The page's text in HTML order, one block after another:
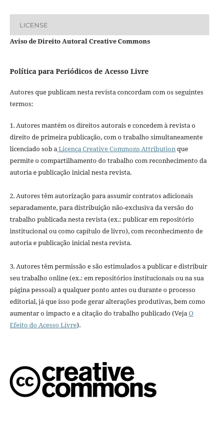
LICENSE
Aviso de Direito Autoral Creative Commons
Política para Periódicos de Acesso Livre
Autores que publicam nesta revista concordam com os seguintes
termos:
1. Autores mantém os direitos autorais e concedem à revista o
direito de primeira publicação, com o trabalho simultaneamente
licenciado sob aLicença Creative Commons Attributionque
permite o compartilhamento do trabalho com reconhecimento da
autoria e publicação inicial nesta revista.
2. Autores têm autorização para assumir contratos adicionais
separadamente, para distribuição não-exclusiva da versão do
trabalho publicada nesta revista (ex.: publicar em repositório
institucional ou como capítulo de livro), com reconhecimento de
autoria e publicação inicial nesta revista.
3. Autores têm permissão e são estimulados a publicar e distribuir
seu trabalho online (ex.: em repositórios institucionais ou na sua
página pessoal) a qualquer ponto antes ou durante o processo
editorial, já que isso pode gerar alterações produtivas, bem como
aumentar o impacto e a citação do trabalho publicado (VejaO
Efeito do Acesso Livre).